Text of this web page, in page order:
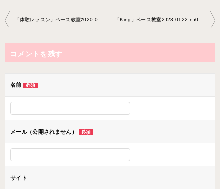
投
稿
ナ
ビ
ョ
ン
「体験レッスン」ベース教室2020-0215-no0014-0052 「King」ベース教室2023-0122-no0014-0033
コメントを残す
名前 必須
メール（公開されません） 必須
サイト